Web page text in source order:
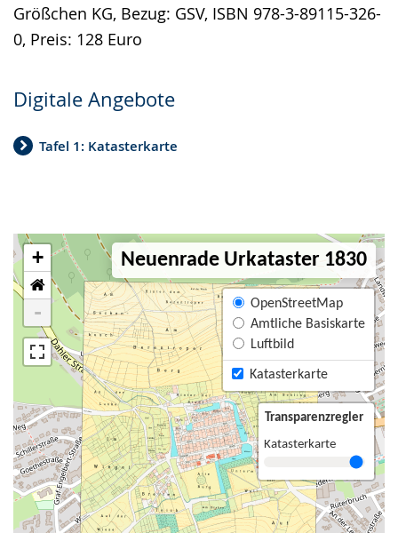
Größchen KG, Bezug: GSV, ISBN 978-3-89115-326-
0, Preis: 128 Euro
Digitale Angebote
Tafel 1: Katasterkarte